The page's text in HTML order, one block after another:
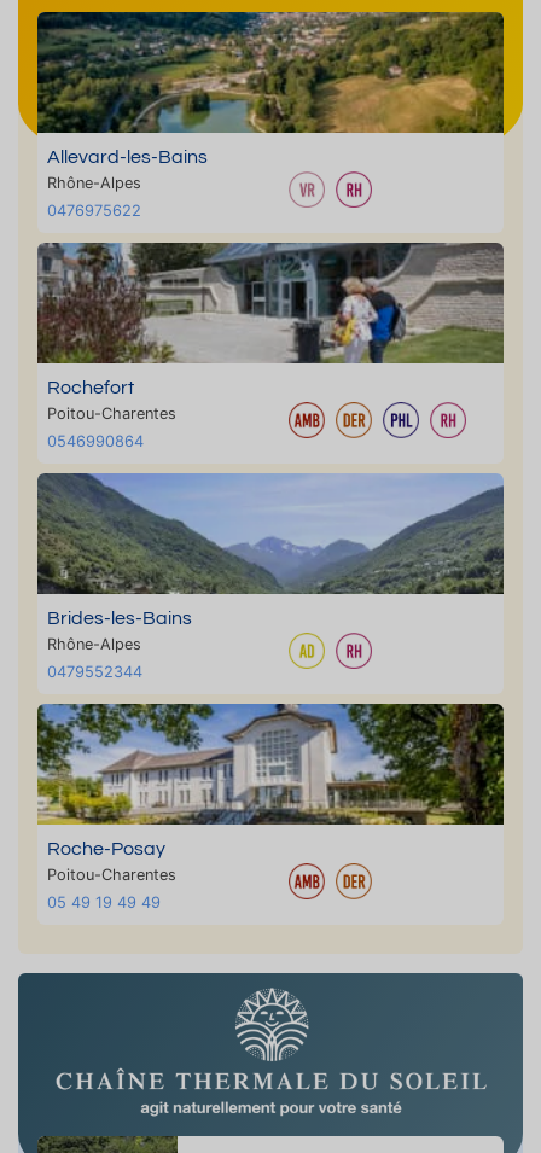
Allevard-les-Bains
Rhône-Alpes
0476975622
Rochefort
Poitou-Charentes
0546990864
Brides-les-Bains
Rhône-Alpes
0479552344
Roche-Posay
Poitou-Charentes
05 49 19 49 49